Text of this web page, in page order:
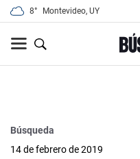
8° Montevideo, UY
Búsqueda
14 de febrero de 2019